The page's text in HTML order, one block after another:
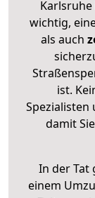
wichtig,
als auch
ist.
Spezialisten
damit
In der Tat
einem